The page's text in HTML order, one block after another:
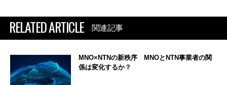
RELATED ARTICLE 関連記事
MNO×NTNの新秩序 MNOとNTN事業者の関
係は変化するか？